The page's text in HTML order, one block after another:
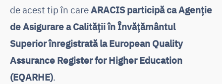
de acest tip în careARACIS participă ca Agenție
de Asigurare a Calității în Învățământul
Superior înregistrată la European Quality
Assurance Register for Higher Education
(EQARHE).